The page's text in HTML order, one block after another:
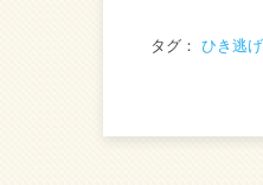
タグ： ひき逃